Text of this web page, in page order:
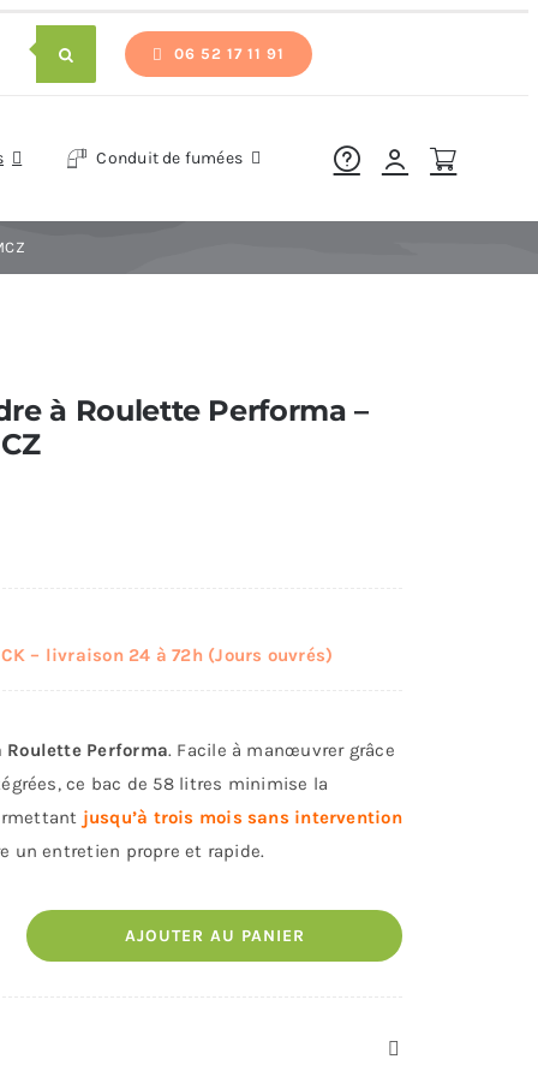
06 52 17 11 91
Conduit de fumées
à Roulette Performa –
– livraison 24 à 72h (Jours ouvrés)
Roulette Performa. Facile à manœuvrer grâce
ce bac de 58 litres minimise la
jusqu’à trois mois sans intervention
un entretien propre et rapide.
AJOUTER AU PANIER